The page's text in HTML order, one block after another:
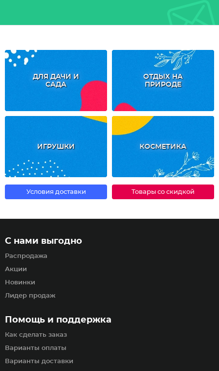
ДЛЯ ДАЧИ И
САДА
ОТДЫХ НА
ПРИРОДЕ
ИГРУШКИ КОСМЕТИКА
Условия доставки Товары со скидкой
Помощь и поддержка
Как сделать заказ
Варианты оплаты
Варианты доставки
С нами выгодно
Распродажа
Акции
Новинки
Лидер продаж